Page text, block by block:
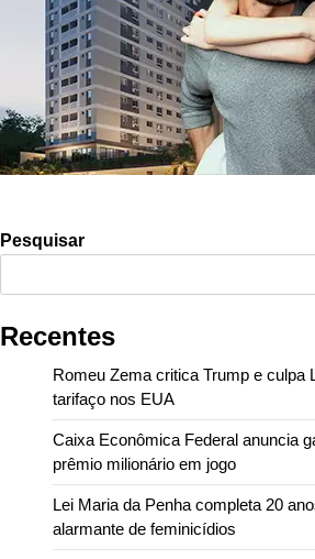
Pesquisar
Recentes
Romeu Zema critica Trump e culpa
tarifaço nos EUA
Caixa Econômica Federal anuncia
prêmio milionário em jogo
Lei Maria da Penha completa 20
alarmante de feminicídios